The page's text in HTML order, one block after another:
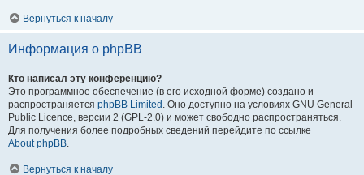
Вернуться к началу
Информация о phpBB
Кто написал эту конференцию?
Это программное обеспечение (в его исходной форме) создано и
распространяется phpBB Limited . Оно доступно на условиях GNU General
Public Licence, версии 2 (GPL-2.0) и может свободно распространяться.
Для получения более подробных сведений перейдите по ссылке
About phpBB.
Вернуться к началу